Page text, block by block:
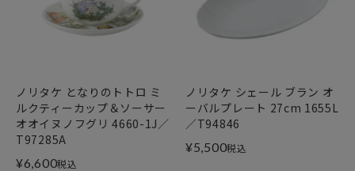
ノリタケ となりのトトロ ミ
ルクティーカップ＆ソーサー
オオイヌノフグリ 4660-1J／
T97285A
¥6,600税込
ノリタケ シェール ブラン オ
ーバルプレート 27cm 1655L
／T94846
¥5,500税込